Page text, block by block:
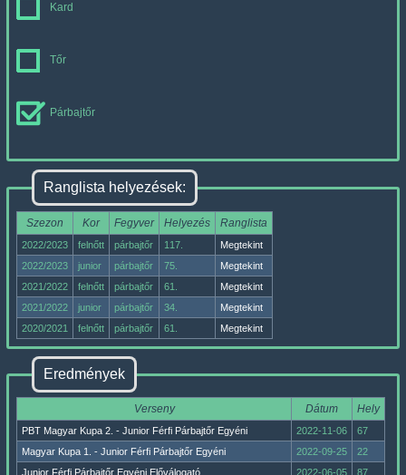
Kard
Tőr
Párbajtőr
Ranglista helyezések:
Szezon Kor Fegyver Helyezés Ranglista
2022/2023 felnőtt párbajtőr 117.
Megtekint
2022/2023
junior párbajtőr 75.
Megtekint
2021/2022
felnőtt párbajtőr 61.
Megtekint
2021/2022
junior párbajtőr 34.
Megtekint
2020/2021
felnőtt párbajtőr 61. Megtekint
Eredmények
Verseny Dátum Hely
PBT Magyar Kupa 2. - Junior Férfi Párbajtőr Egyéni 2022-11-06
67
Magyar Kupa 1. - Junior Férfi Párbajtőr Egyéni
2022-09-25
22
Junior Férfi Párbajtőr Egyéni Előválogató
2022-06-05
87